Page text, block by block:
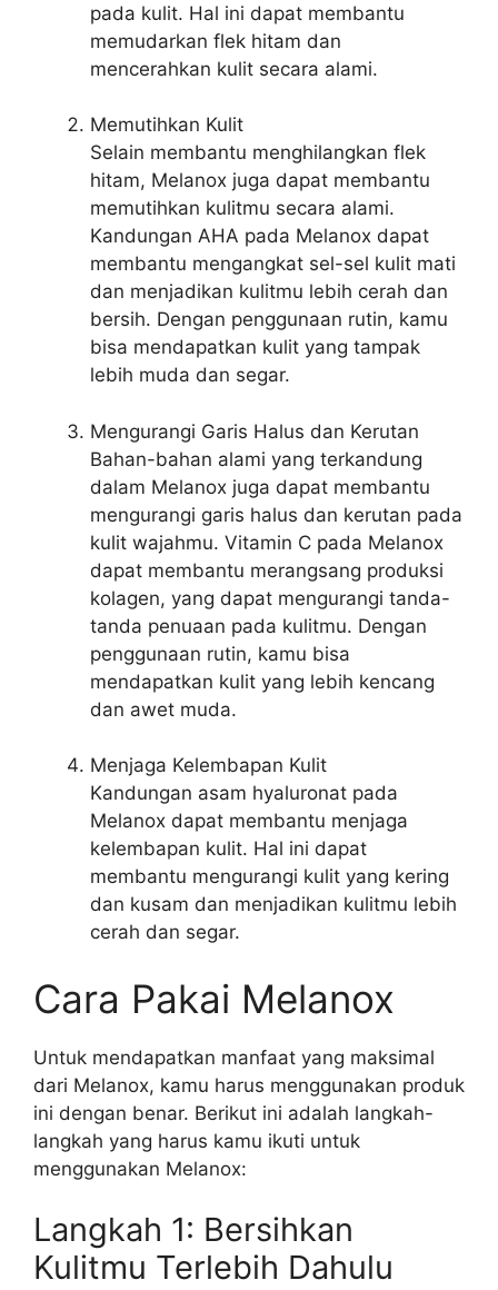
pada kulit. Hal ini dapat membantu
memudarkan flek hitam dan
mencerahkan kulit secara alami.
Memutihkan Kulit
Selain membantu menghilangkan flek
hitam, Melanox juga dapat membantu
memutihkan kulitmu secara alami.
Kandungan AHA pada Melanox dapat
membantu mengangkat sel-sel kulit mati
dan menjadikan kulitmu lebih cerah dan
bersih. Dengan penggunaan rutin, kamu
bisa mendapatkan kulit yang tampak
lebih muda dan segar.
Mengurangi Garis Halus dan Kerutan
Bahan-bahan alami yang terkandung
dalam Melanox juga dapat membantu
mengurangi garis halus dan kerutan pada
kulit wajahmu. Vitamin C pada Melanox
dapat membantu merangsang produksi
kolagen, yang dapat mengurangi tanda-
tanda penuaan pada kulitmu. Dengan
penggunaan rutin, kamu bisa
mendapatkan kulit yang lebih kencang
dan awet muda.
Menjaga Kelembapan Kulit
Kandungan asam hyaluronat pada
Melanox dapat membantu menjaga
kelembapan kulit. Hal ini dapat
membantu mengurangi kulit yang kering
dan kusam dan menjadikan kulitmu lebih
cerah dan segar.
Cara Pakai Melanox
Untuk mendapatkan manfaat yang maksimal
dari Melanox, kamu harus menggunakan produk
ini dengan benar. Berikut ini adalah langkah-
langkah yang harus kamu ikuti untuk
menggunakan Melanox:
Langkah 1: Bersihkan
Kulitmu Terlebih Dahulu